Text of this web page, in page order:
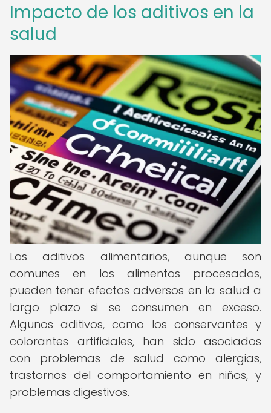
Impacto de los aditivos en la
salud
Los aditivos alimentarios, aunque son
comunes en los alimentos procesados,
pueden tener efectos adversos en la salud a
largo plazo si se consumen en exceso.
Algunos aditivos, como los conservantes y
colorantes artificiales, han sido asociados
con problemas de salud como alergias,
trastornos del comportamiento en niños, y
problemas digestivos.